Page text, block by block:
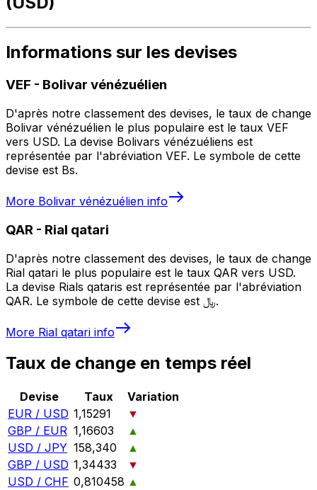
Informations sur les devises
VEF - Bolivar vénézuélien
D'après notre classement des devises, le taux de change
Bolivar vénézuélien le plus populaire est le taux VEF
vers USD. La devise Bolivars vénézuéliens est
représentée par l'abréviation VEF. Le symbole de cette
devise est Bs.
More Bolivar vénézuélien info
QAR - Rial qatari
D'après notre classement des devises, le taux de change
Rial qatari le plus populaire est le taux QAR vers USD.
La devise Rials qataris est représentée par l'abréviation
QAR. Le symbole de cette devise est ﷼.
More Rial qatari info
Taux de change en temps réel
Devise Taux
Variation
EUR / USD 1,15291
▼
GBP / EUR 1,16603
▲
USD / JPY 158,340
▲
GBP / USD 1,34433
▼
USD / CHF 0,810458 ▲